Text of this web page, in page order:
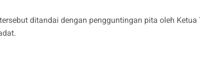
ditandai dengan pengguntingan pita oleh